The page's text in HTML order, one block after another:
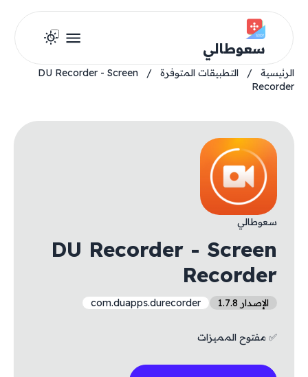
سعوطالي
الرئيسية / التطبيقات المتوفرة /
DU Recorder - Screen
Recorder
سعوطالي
DU Recorder - Screen
Recorder
الإصدار 1.7.8 com.duapps.durecorder
✅ مفتوح المميزات